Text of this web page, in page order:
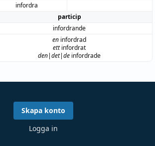
infordra
particip
infordrande
en infordrad
ettinfordrat
den|det|de infordrade
Skapa konto
Logga in